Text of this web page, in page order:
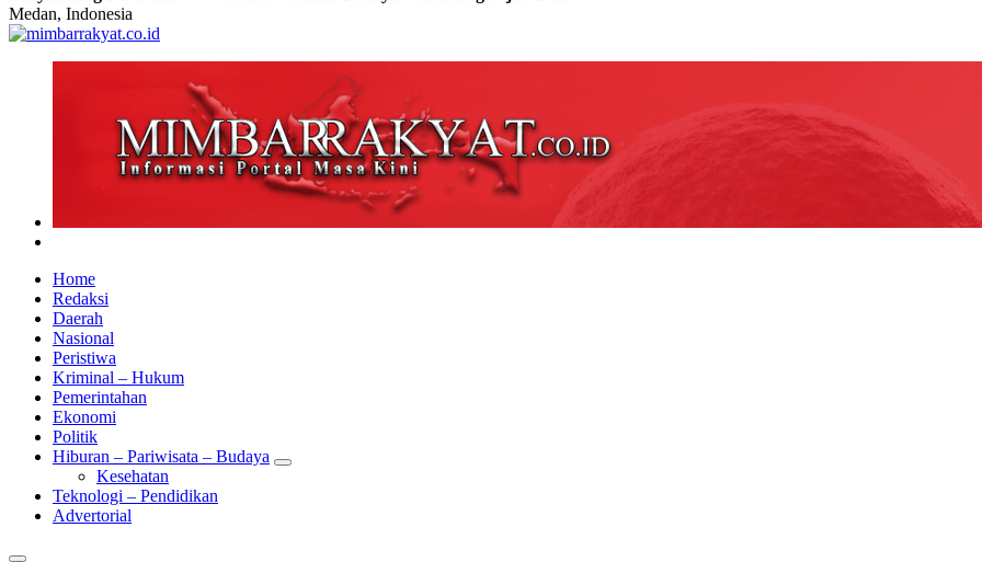
Medan, Indonesia
Home
Redaksi
Daerah
Nasional
Peristiwa
Kriminal – Hukum
Pemerintahan
Ekonomi
Politik
Hiburan – Pariwisata – Budaya
Kesehatan
Teknologi – Pendidikan
Advertorial